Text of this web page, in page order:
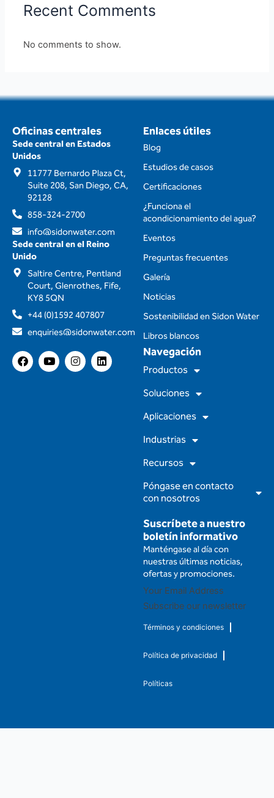
Recent Comments
No comments to show.
Oficinas centrales
Sede central en Estados
Unidos
11777 Bernardo Plaza Ct,
Suite 208, San Diego, CA,
92128
858-324-2700
info@sidonwater.com
Sede central en el Reino
Unido
Saltire Centre, Pentland
Court, Glenrothes, Fife,
KY8 5QN
+44 (0)1592 407807
enquiries@sidonwater.com
F
a
c
Y
o
u
I
n
s
L
i
n
Suscríbete a nuestro
boletín informativo
Manténgase al día con
nuestras últimas noticias,
ofertas y promociones.
Subscribe our newsletter
Términos y condiciones
Política de privacidad
Políticas
Navegación
Productos
Soluciones
Aplicaciones
Industrias
Recursos
Póngase en contacto
con nosotros
Enlaces útiles
Blog
Estudios de casos
Certificaciones
¿Funciona el
acondicionamiento del agua?
Eventos
Preguntas frecuentes
Galería
Noticias
Sostenibilidad en Sidon Water
Libros blancos